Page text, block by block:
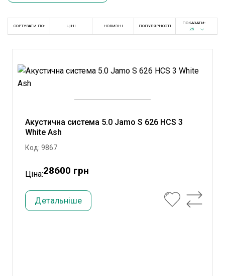
СОРТУВАТИ ПО: ЦІНІ НОВИЗНІ ПОПУЛЯРНОСТІ
ПОКАЗАТИ:
Акустична система 5.0 Jamo S 626 HCS 3
White Ash
Код: 9867
Ціна:28600 грн
Детальніше